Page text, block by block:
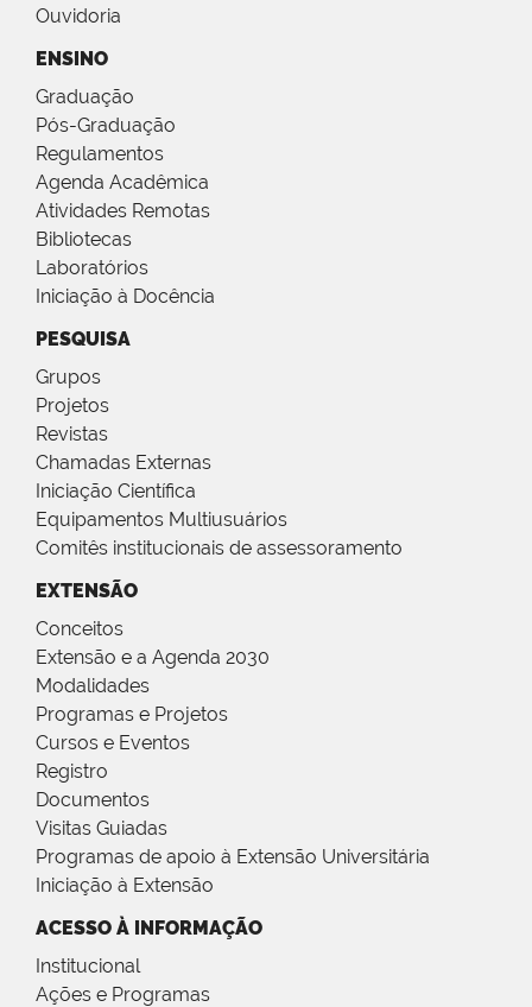
Ouvidoria
ENSINO
Graduação
Pós-Graduação
Regulamentos
Agenda Acadêmica
Atividades Remotas
Bibliotecas
Laboratórios
Iniciação à Docência
PESQUISA
Grupos
Projetos
Revistas
Chamadas Externas
Iniciação Científica
Equipamentos Multiusuários
Comitês institucionais de assessoramento
EXTENSÃO
Conceitos
Extensão e a Agenda 2030
Modalidades
Programas e Projetos
Cursos e Eventos
Registro
Documentos
Visitas Guiadas
Programas de apoio à Extensão Universitária
Iniciação à Extensão
ACESSO À INFORMAÇÃO
Institucional
Ações e Programas